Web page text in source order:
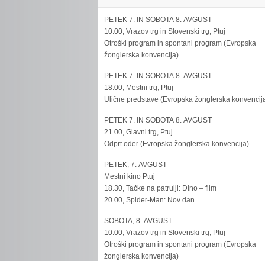
PETEK 7. IN SOBOTA 8. AVGUST
10.00, Vrazov trg in Slovenski trg, Ptuj
Otroški program in spontani program (Evropska
žonglerska konvencija)
PETEK 7. IN SOBOTA 8. AVGUST
18.00, Mestni trg, Ptuj
Ulične predstave (Evropska žonglerska
PETEK 7. IN SOBOTA 8. AVGUST
21.00, Glavni trg, Ptuj
Odprt oder (Evropska žonglerska konvencija)
PETEK, 7. AVGUST
Mestni kino Ptuj
18.30, Tačke na patrulji: Dino – film
20.00, Spider-Man: Nov dan
SOBOTA, 8. AVGUST
10.00, Vrazov trg in Slovenski trg, Ptuj
Otroški program in spontani program (Evropska
žonglerska konvencija)